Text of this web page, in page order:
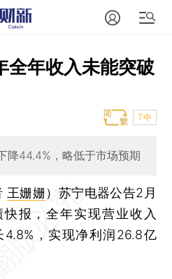
全年收入未能突破
T中
降44.4%，略低于市场预期
王姗姗） 苏宁电器公告2月
报，全年实现营业收入
，实现净利润26.8亿